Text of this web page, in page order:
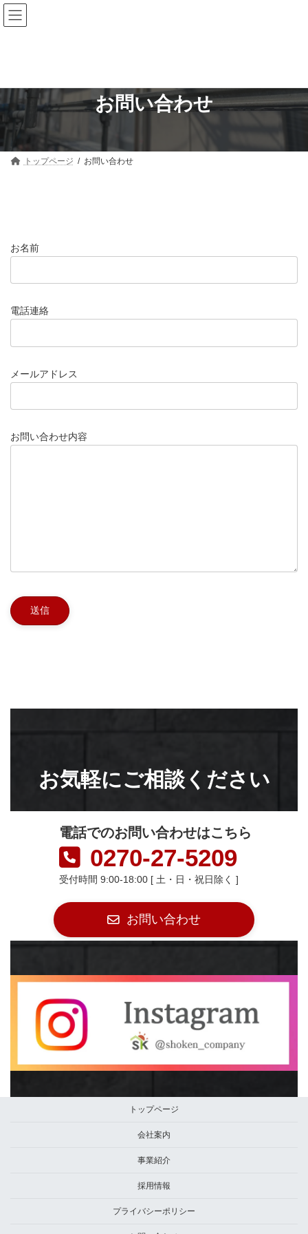
コ
ン
テ
キ
ッ
ナ
ビ
ゲ
に
移
お問い合わせ
トップページ お問い合わせ
お名前
電話連絡
メールアドレス
お問い合わせ内容
お気軽にご相談ください
電話でのお問い合わせはこちら
0270-27-5209
受付時間 9:00-18:00 [ 土・日・祝日除く ]
お問い合わせ
トップページ
会社案内
事業紹介
採用情報
プライバシーポリシー